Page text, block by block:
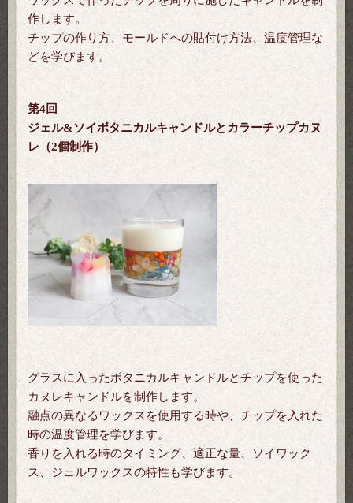
作します。
チップの作り方、モールドへの貼付け方法、温度管理な
どを学びます。
第4回
ジェル&ソイボタニカルキャンドルとカラーチップカヌ
レ（2個制作）
グラスに入ったボタニカルキャンドルとチップを使った
カヌレキャンドルを制作します。
融点の異なるワックスを使用する時や、チップを入れた
時の温度管理を学びます。
香りを入れる時のタイミング、適正な量、ソイワック
ス、ジェルワックスの特性も学びます。